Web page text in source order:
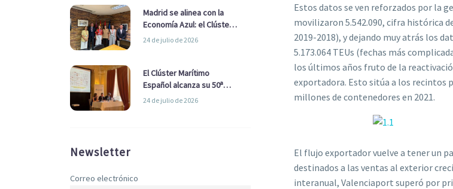
Madrid se alinea con la
Economía Azul: el Clúster
Marítimo Español y la Real
Ayuntamiento
24 de julio de 2026
El Clúster Marítimo
Español alcanza su 50ª
Asamblea reafirmando su
24 de julio de 2026
Newsletter
Correo electrónico
Estos datos se ven reforzados por la
movilizaron 5.542.090, cifra histórica
2019-2018), y dejando muy atrás los
5.173.064 TEUs (fechas más
los últimos años fruto de la
exportadora. Esto sitúa a los recintos
millones de contenedores en 2021.
El flujo exportador vuelve a tener un
destinados a las ventas al exterior
interanual, Valenciaport superó por